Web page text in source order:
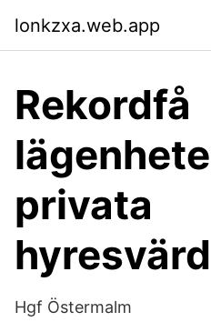
lonkzxa.web.app
Rekordfå
privata
Hgf Östermalm